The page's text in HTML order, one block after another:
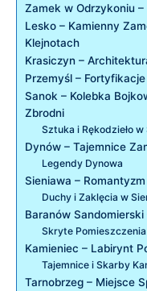
Zamek w Odrzykoniu –
Lesko – Kamienny
Klejnotach
Krasiczyn –
Przemyśl –
Sanok – Kolebka
Zbrodni
Sztuka i Rękodzieło w
Dynów – Tajemnice
Legendy Dynowa
Sieniawa –
Duchy i Zaklęcia w
Baranów Sandomierski
Skryte
Kamieniec – Labirynt
Tajemnice i Skarby
Tarnobrzeg – Miejsce